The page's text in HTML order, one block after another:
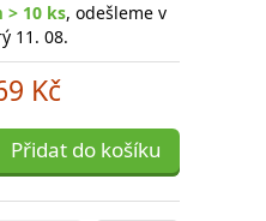
> 10 ks, odešleme v
11. 08.
Kč
Přidat do košíku